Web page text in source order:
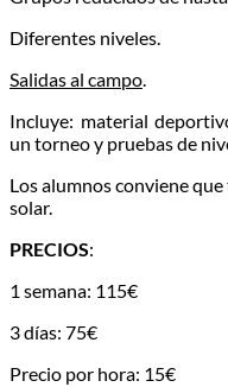
Diferentes niveles.
Salidas al campo.
Incluye: material
un torneo y pruebas de
Los alumnos conviene
solar.
PRECIOS:
1 semana: 115€
3 días: 75€
Precio por hora: 15€